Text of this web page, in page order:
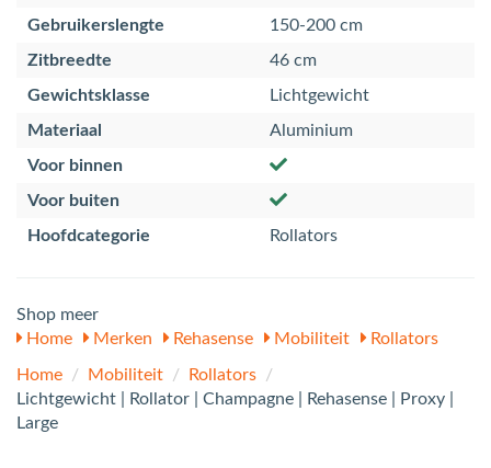
Gebruikerslengte
150-200 cm
Zitbreedte
46 cm
Gewichtsklasse
Lichtgewicht
Materiaal
Aluminium
Voor binnen
Voor buiten
Hoofdcategorie
Rollators
Shop meer
Home
Merken Rehasense Mobiliteit Rollators
Home / Mobiliteit / Rollators
/
Lichtgewicht | Rollator | Champagne | Rehasense | Proxy |
Large